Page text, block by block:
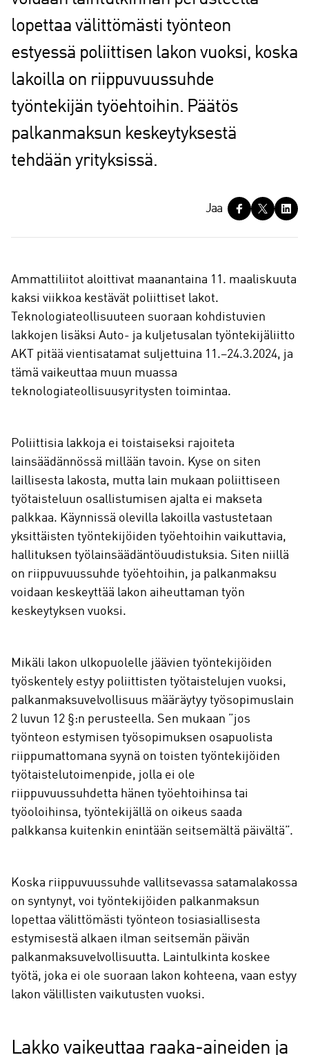
lopettaa välittömästi työnteon
estyessä poliittisen lakon vuoksi, koska
lakoilla on riippuvuussuhde
työntekijän työehtoihin. Päätös
palkanmaksun keskeytyksestä
tehdään yrityksissä.
a
Jaa
Ammattiliitot aloittivat maanantaina 11. maaliskuuta
kaksi viikkoa kestävät poliittiset lakot.
Teknologiateollisuuteen suoraan kohdistuvien
lakkojen lisäksi Auto- ja kuljetusalan työntekijäliitto
AKT pitää vientisatamat suljettuina 11.–24.3.2024, ja
tämä vaikeuttaa muun muassa
teknologiateollisuusyritysten toimintaa.
Poliittisia lakkoja ei toistaiseksi rajoiteta
lainsäädännössä millään tavoin. Kyse on siten
laillisesta lakosta, mutta lain mukaan poliittiseen
työtaisteluun osallistumisen ajalta ei makseta
palkkaa. Käynnissä olevilla lakoilla vastustetaan
yksittäisten työntekijöiden työehtoihin vaikuttavia,
hallituksen työlainsäädäntöuudistuksia. Siten niillä
on riippuvuussuhde työehtoihin, ja palkanmaksu
voidaan keskeyttää lakon aiheuttaman työn
keskeytyksen vuoksi.
Mikäli lakon ulkopuolelle jäävien työntekijöiden
työskentely estyy poliittisten työtaistelujen vuoksi,
palkanmaksuvelvollisuus määräytyy työsopimuslain
2 luvun 12 §:n perusteella. Sen mukaan ”jos
työnteon estymisen työsopimuksen osapuolista
riippumattomana syynä on toisten työntekijöiden
työtaistelutoimenpide, jolla ei ole
riippuvuussuhdetta hänen työehtoihinsa tai
työoloihinsa, työntekijällä on oikeus saada
palkkansa kuitenkin enintään seitsemältä päivältä”.
Koska riippuvuussuhde vallitsevassa satamalakossa
on syntynyt, voi työntekijöiden palkanmaksun
lopettaa välittömästi työnteon tosiasiallisesta
estymisestä alkaen ilman seitsemän päivän
palkanmaksuvelvollisuutta. Laintulkinta koskee
työtä, joka ei ole suoraan lakon kohteena, vaan estyy
lakon välillisten vaikutusten vuoksi.
Lakko vaikeuttaa raaka-aineiden ja